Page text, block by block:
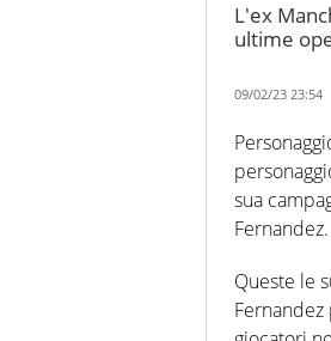
L'ex
ultime
09/02/23 23:54
sua
Fernandez.
Queste le